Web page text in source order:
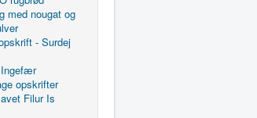
med nougat og
- Surdej
opskrifter
Filur Is